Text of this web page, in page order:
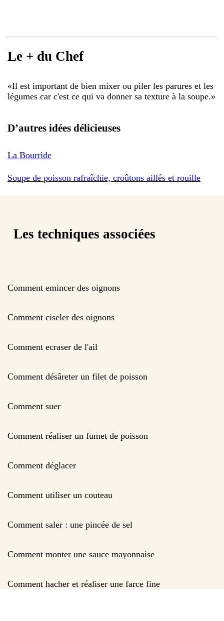
Le + du Chef
«Il est important de bien mixer ou piler les parures et les
légumes car c'est ce qui va donner sa texture à la soupe.»
D’autres idées délicieuses
La Bourride
Soupe de poisson rafraîchie, croûtons aillés et rouille
Les techniques associées
Comment emincer des oignons
Comment ciseler des oignons
Comment ecraser de l'ail
Comment désâreter un filet de poisson
Comment suer
Comment réaliser un fumet de poisson
Comment déglacer
Comment utiliser un couteau
Comment saler : une pincée de sel
Comment monter une sauce mayonnaise
Comment hacher et réaliser une farce fine